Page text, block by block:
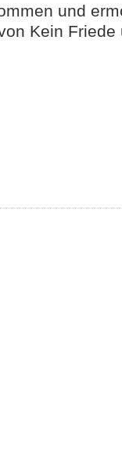
und
Kein Friede